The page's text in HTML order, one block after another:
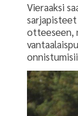
Vieraaksi
otteeseen,